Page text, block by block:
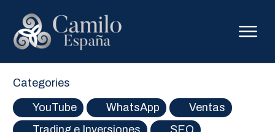
Categories
YouTube
WhatsApp
Ventas
Trading e Inversiones
SEO